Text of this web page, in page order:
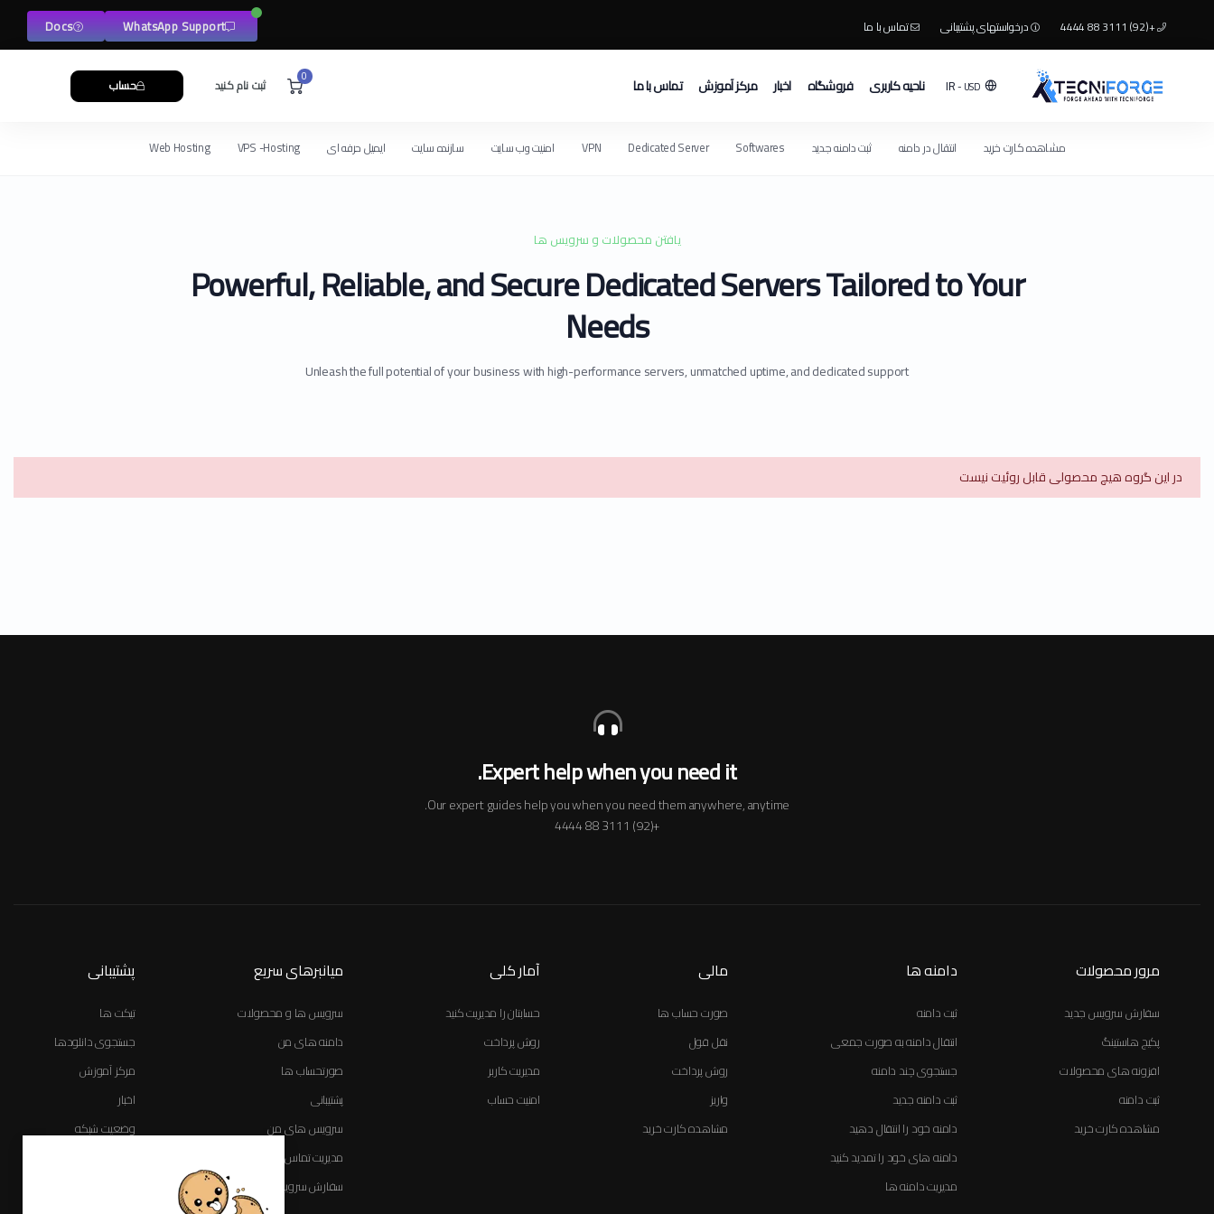
+(92) 3111 88 4444 درخواستهای پشتیبانی تماس با ما WhatsApp Support
Docs
IR- USD ناحیه کاربری فروشگاه اخبار مرکز آموزش تماس با ما 0 ثبت نام کنید حساب
Web Hosting VPS -Hosting ایمیل حرفه ای سازنده سایت امنیت وب سایت VPN Dedicated Server Softwares ثبت دامنه جدید انتقال در دامنه مشاهده کارت خرید
یافتن محصولات و سرویس ها
Powerful, Reliable, and Secure Dedicated Servers Tailored to Your
Needs
Unleash the full potential of your business with high-performance servers, unmatched uptime, and dedicated support
در این گروه هیچ محصولی قابل روئیت نیست
Expert help when you need it.
Our expert guides help you when you need them anywhere, anytime.
+(92) 3111 88 4444
مرور محصولات
سفارش سرویس جدید
پکیج هاستینگ
افزونه های محصولات
ثبت دامنه
مشاهده کارت خرید
دامنه ها
ثبت دامنه
انتقال دامنه به صورت جمعی
جستجوی چند دامنه
ثبت دامنه جدید
دامنه خود را انتقال دهید
دامنه های خود را تمدید کنید
مدیریت دامنه ها
مالی
صورت حساب ها
نقل قول
روش پرداخت
واریز
مشاهده کارت خرید
آمار کلی
حسابتان را مدیریت کنید
روش پرداخت
مدیریت کاربر
امنیت حساب
میانبرهای سریع
سرویس ها و محصولات
دامنه های من
صورتحساب ها
پشتیبانی
سرویس های من
مدیریت تماس ها
سفارش سرویس جدید
پشتیبانی
تیکت ها
جستجوی دانلودها
مرکز آموزش
اخبار
وضعیت شبکه